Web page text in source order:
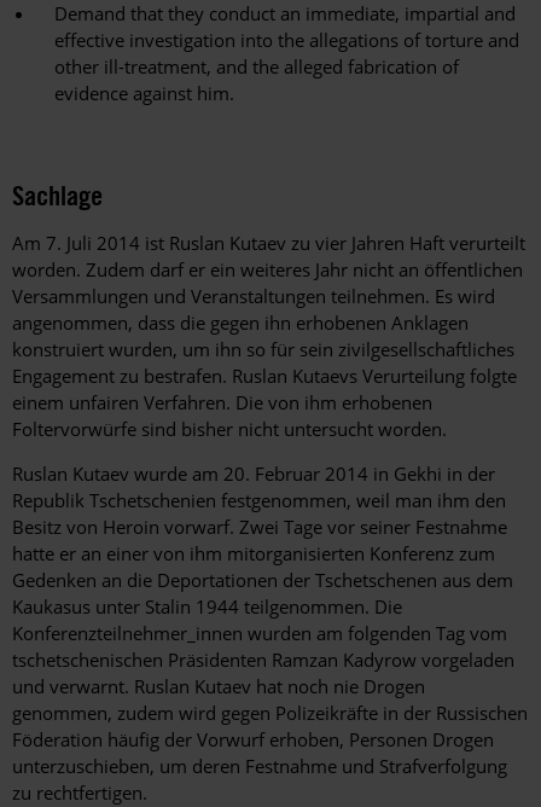
Demand that they conduct an immediate, impartial and
effective investigation into the allegations of torture and
other ill-treatment, and the alleged fabrication of
evidence against him.
Sachlage
Am 7. Juli 2014 ist Ruslan Kutaev zu vier Jahren Haft verurteilt
worden. Zudem darf er ein weiteres Jahr nicht an öffentlichen
Versammlungen und Veranstaltungen teilnehmen. Es wird
angenommen, dass die gegen ihn erhobenen Anklagen
konstruiert wurden, um ihn so für sein zivilgesellschaftliches
Engagement zu bestrafen. Ruslan Kutaevs Verurteilung folgte
einem unfairen Verfahren. Die von ihm erhobenen
Foltervorwürfe sind bisher nicht untersucht worden.
Ruslan Kutaev wurde am 20. Februar 2014 in Gekhi in der
Republik Tschetschenien festgenommen, weil man ihm den
Besitz von Heroin vorwarf. Zwei Tage vor seiner Festnahme
hatte er an einer von ihm mitorganisierten Konferenz zum
Gedenken an die Deportationen der Tschetschenen aus dem
Kaukasus unter Stalin 1944 teilgenommen. Die
Konferenzteilnehmer_innen wurden am folgenden Tag vom
tschetschenischen Präsidenten Ramzan Kadyrow vorgeladen
und verwarnt. Ruslan Kutaev hat noch nie Drogen
genommen, zudem wird gegen Polizeikräfte in der Russischen
Föderation häufig der Vorwurf erhoben, Personen Drogen
unterzuschieben, um deren Festnahme und Strafverfolgung
zu rechtfertigen.